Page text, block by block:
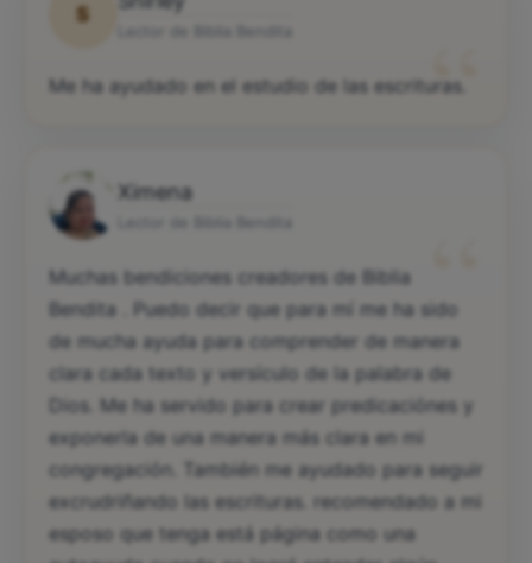
S “
Me ha ayudado en el estudio de las escrituras.
Ximena
“
Muchas bendiciones creadores de Biblia
Bendita . Puedo decir que para mí me ha sido
de mucha ayuda para comprender de manera
clara cada texto y versículo de la palabra de
Dios. Me ha servido para crear predicaciónes y
exponerla de una manera más clara en mi
congregación. También me ayudado para seguir
excrudriñando las escrituras. recomendado a mi
esposo que tenga está página como una